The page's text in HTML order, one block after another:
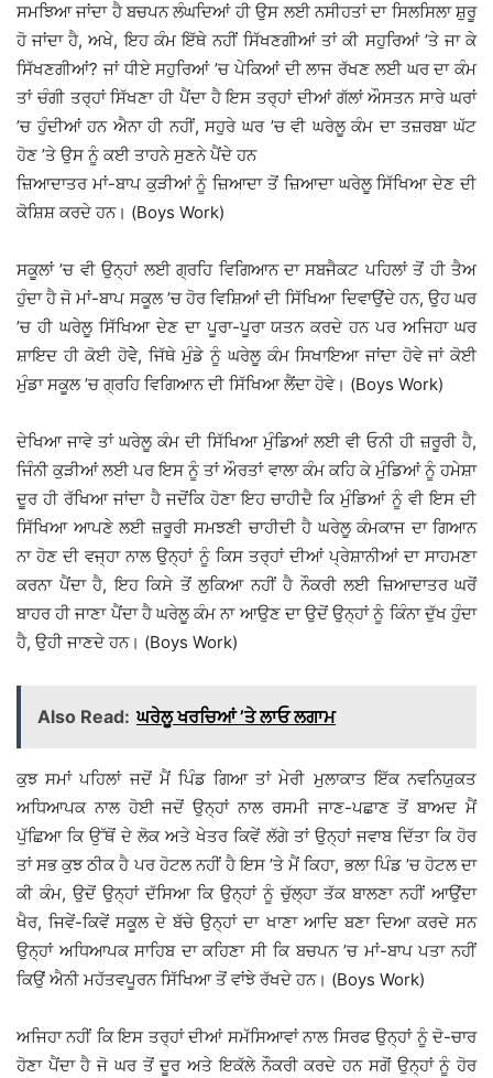
ਸਮਝਿਆ ਜਾਂਦਾ ਹੈ ਬਚਪਨ ਲੰਘਦਿਆਂ ਹੀ ਉਸ ਲਈ ਨਸੀਹਤਾਂ ਦਾ ਸਿਲਸਿਲਾ ਸ਼ੁਰੂ
ਹੋ ਜਾਂਦਾ ਹੈ, ਅਖੇ, ਇਹ ਕੰਮ ਇੱਥੇ ਨਹੀਂ ਸਿੱਖਣਗੀਆਂ ਤਾਂ ਕੀ ਸਹੁਰਿਆਂ ’ਤੇ ਜਾ ਕੇ
ਸਿੱਖਣਗੀਆਂ? ਜਾਂ ਧੀਏ ਸਹੁਰਿਆਂ ’ਚ ਪੇਕਿਆਂ ਦੀ ਲਾਜ ਰੱਖਣ ਲਈ ਘਰ ਦਾ ਕੰਮ
ਤਾਂ ਚੰਗੀ ਤਰ੍ਹਾਂ ਸਿੱਖਣਾ ਹੀ ਪੈਂਦਾ ਹੈ ਇਸ ਤਰ੍ਹਾਂ ਦੀਆਂ ਗੱਲਾਂ ਔਸਤਨ ਸਾਰੇ ਘਰਾਂ
’ਚ ਹੁੰਦੀਆਂ ਹਨ ਐਨਾ ਹੀ ਨਹੀਂ, ਸਹੁਰੇ ਘਰ ’ਚ ਵੀ ਘਰੇਲੂ ਕੰਮ ਦਾ ਤਜ਼ਰਬਾ ਘੱਟ
ਹੋਣ ’ਤੇ ਉਸ ਨੂੰ ਕਈ ਤਾਹਨੇ ਸੁਣਨੇ ਪੈਂਦੇ ਹਨ
ਜ਼ਿਆਦਾਤਰ ਮਾਂ-ਬਾਪ ਕੁੜੀਆਂ ਨੂੰ ਜ਼ਿਆਦਾ ਤੋਂ ਜ਼ਿਆਦਾ ਘਰੇਲੂ ਸਿੱਖਿਆ ਦੇਣ ਦੀ
ਕੋਸ਼ਿਸ਼ ਕਰਦੇ ਹਨ। (Boys Work)
ਸਕੂਲਾਂ ’ਚ ਵੀ ਉਨ੍ਹਾਂ ਲਈ ਗ੍ਰਹਿ ਵਿਗਿਆਨ ਦਾ ਸਬਜੈਕਟ ਪਹਿਲਾਂ ਤੋਂ ਹੀ ਤੈਅ
ਹੁੰਦਾ ਹੈ ਜੋ ਮਾਂ-ਬਾਪ ਸਕੂਲ ’ਚ ਹੋਰ ਵਿਸ਼ਿਆਂ ਦੀ ਸਿੱਖਿਆ ਦਿਵਾਉਂਦੇ ਹਨ, ਉਹ ਘਰ
’ਚ ਹੀ ਘਰੇਲੂ ਸਿੱਖਿਆ ਦੇਣ ਦਾ ਪੂਰਾ-ਪੂਰਾ ਯਤਨ ਕਰਦੇ ਹਨ ਪਰ ਅਜਿਹਾ ਘਰ
ਸ਼ਾਇਦ ਹੀ ਕੋਈ ਹੋਵੇੇ, ਜਿੱਥੇ ਮੁੰਡੇ ਨੂੰ ਘਰੇਲੂ ਕੰਮ ਸਿਖਾਇਆ ਜਾਂਦਾ ਹੋਵੇ ਜਾਂ ਕੋਈ
ਮੁੰਡਾ ਸਕੂਲ ’ਚ ਗ੍ਰਹਿ ਵਿਗਿਆਨ ਦੀ ਸਿੱਖਿਆ ਲੈਂਦਾ ਹੋਵੇ। (Boys Work)
ਦੇਖਿਆ ਜਾਵੇ ਤਾਂ ਘਰੇਲੂ ਕੰਮ ਦੀ ਸਿੱਖਿਆ ਮੁੰਡਿਆਂ ਲਈ ਵੀ ਓਨੀ ਹੀ ਜ਼ਰੂਰੀ ਹੈ,
ਜਿੰਨੀ ਕੁੜੀਆਂ ਲਈ ਪਰ ਇਸ ਨੂੰ ਤਾਂ ਔਰਤਾਂ ਵਾਲਾ ਕੰਮ ਕਹਿ ਕੇ ਮੁੰਡਿਆਂ ਨੂੰ ਹਮੇਸ਼ਾ
ਦੂਰ ਹੀ ਰੱਖਿਆ ਜਾਂਦਾ ਹੈ ਜਦੋਂਕਿ ਹੋਣਾ ਇਹ ਚਾਹੀਦੈ ਕਿ ਮੁੰਡਿਆਂ ਨੂੰ ਵੀ ਇਸ ਦੀ
ਸਿੱਖਿਆ ਆਪਣੇ ਲਈ ਜ਼ਰੂਰੀ ਸਮਝਣੀ ਚਾਹੀਦੀ ਹੈ ਘਰੇਲੂ ਕੰਮਕਾਜ ਦਾ ਗਿਆਨ
ਨਾ ਹੋਣ ਦੀ ਵਜ੍ਹਾ ਨਾਲ ਉਨ੍ਹਾਂ ਨੂੰ ਕਿਸ ਤਰ੍ਹਾਂ ਦੀਆਂ ਪ੍ਰੇਸ਼ਾਨੀਆਂ ਦਾ ਸਾਹਮਣਾ
ਕਰਨਾ ਪੈਂਦਾ ਹੈ, ਇਹ ਕਿਸੇ ਤੋਂ ਲੁਕਿਆ ਨਹੀਂ ਹੈ ਨੌਕਰੀ ਲਈ ਜ਼ਿਆਦਾਤਰ ਘਰੋਂ
ਬਾਹਰ ਹੀ ਜਾਣਾ ਪੈਂਦਾ ਹੈ ਘਰੇਲੂ ਕੰਮ ਨਾ ਆਉਣ ਦਾ ਉਦੋਂ ਉਨ੍ਹਾਂ ਨੂੰ ਕਿੰਨਾ ਦੁੱਖ ਹੁੰਦਾ
ਹੈ, ਉਹੀ ਜਾਣਦੇ ਹਨ। (Boys Work)
Also Read: ਘਰੇਲੂ ਖਰਚਿਆਂ ’ਤੇ ਲਾਓ ਲਗਾਮ
ਕੁਝ ਸਮਾਂ ਪਹਿਲਾਂ ਜਦੋਂ ਮੈਂ ਪਿੰਡ ਗਿਆ ਤਾਂ ਮੇਰੀ ਮੁਲਾਕਾਤ ਇੱਕ ਨਵਨਿਯੁਕਤ
ਅਧਿਆਪਕ ਨਾਲ ਹੋਈ ਜਦੋਂ ਉਨ੍ਹਾਂ ਨਾਲ ਰਸਮੀ ਜਾਣ-ਪਛਾਣ ਤੋਂ ਬਾਅਦ ਮੈਂ
ਪੁੱਛਿਆ ਕਿ ਉੱਥੋਂ ਦੇ ਲੋਕ ਅਤੇ ਖੇਤਰ ਕਿਵੇਂ ਲੱਗੇ ਤਾਂ ਉਨ੍ਹਾਂ ਜਵਾਬ ਦਿੱਤਾ ਕਿ ਹੋਰ
ਤਾਂ ਸਭ ਕੁਝ ਠੀਕ ਹੈ ਪਰ ਹੋਟਲ ਨਹੀਂ ਹੈ ਇਸ ’ਤੇ ਮੈਂ ਕਿਹਾ, ਭਲਾ ਪਿੰਡ ’ਚ ਹੋਟਲ ਦਾ
ਕੀ ਕੰਮ, ਉਦੋਂ ਉਨ੍ਹਾਂ ਦੱਸਿਆ ਕਿ ਉਨ੍ਹਾਂ ਨੂੰ ਚੁੱਲ੍ਹਾ ਤੱਕ ਬਾਲਣਾ ਨਹੀਂ ਆਉਂਦਾ
ਖੈਰ, ਜਿਵੇਂ-ਕਿਵੇਂ ਸਕੂਲ ਦੇ ਬੱਚੇ ਉਨ੍ਹਾਂ ਦਾ ਖਾਣਾ ਆਦਿ ਬਣਾ ਦਿਆ ਕਰਦੇ ਸਨ
ਉਨ੍ਹਾਂ ਅਧਿਆਪਕ ਸਾਹਿਬ ਦਾ ਕਹਿਣਾ ਸੀ ਕਿ ਬਚਪਨ ’ਚ ਮਾਂ-ਬਾਪ ਪਤਾ ਨਹੀਂ
ਕਿਉਂ ਐਨੀ ਮਹੱਤਵਪੂਰਨ ਸਿੱਖਿਆ ਤੋਂ ਵਾਂਝੇ ਰੱਖਦੇ ਹਨ। (Boys Work)
ਅਜਿਹਾ ਨਹੀਂ ਕਿ ਇਸ ਤਰ੍ਹਾਂ ਦੀਆਂ ਸਮੱਸਿਆਵਾਂ ਨਾਲ ਸਿਰਫ ਉਨ੍ਹਾਂ ਨੂੰ ਦੋ-ਚਾਰ
ਹੋਣਾ ਪੈਂਦਾ ਹੈ ਜੋ ਘਰ ਤੋਂ ਦੂਰ ਅਤੇ ਇਕੱਲੇ ਨੌਕਰੀ ਕਰਦੇ ਹਨ ਸਗੋਂ ਉਨ੍ਹਾਂ ਨੂੰ ਹੋਰ